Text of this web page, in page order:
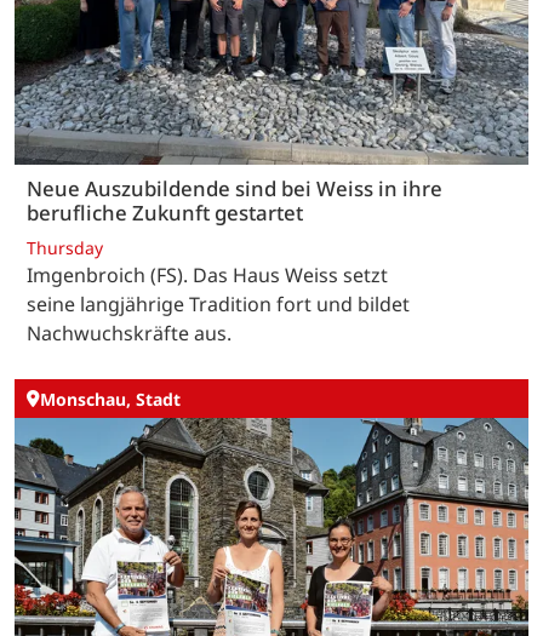
Neue Auszubildende sind bei Weiss in ihre
berufliche Zukunft gestartet
Thursday
Imgenbroich (FS). Das Haus Weiss setzt
seine langjährige Tradition fort und bildet
Nachwuchskräfte aus.
Monschau, Stadt